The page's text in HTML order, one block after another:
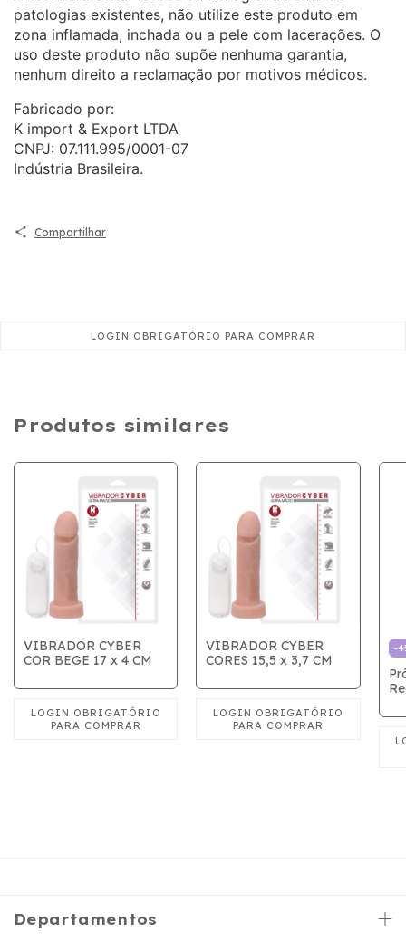
patologias existentes, não utilize este produto em
zona inflamada, inchada ou a pele com lacerações. O
uso deste produto não supõe nenhuma garantia,
nenhum direito a reclamação por motivos médicos.
Fabricado por:
K import & Export LTDA
CNPJ: 07.111.995/0001-07
Indústria Brasileira.
Compartilhar
Produtos similares
VIBRADOR CYBER
COR BEGE 17 x 4 CM
VIBRADOR CYBER
CORES 15,5 x 3,7 CM
-
Departamentos